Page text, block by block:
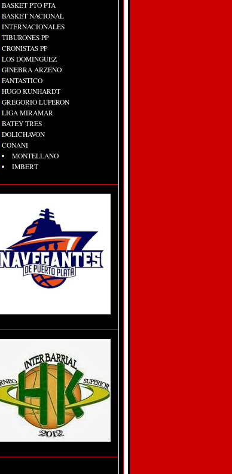
BASKET PTO PTA
BASKET NACIONAL
INTERNACIONALES
TIBURONES PP
CRONISTAS PP
LOS DOMINGUEZ
GINEBRA ARZENO
FANTASTICO
HUGO KUNHARDT
GREGORIO LUPERON
LIGA MIRAMAR
BATEY TRES
DOLICHAVON
CONANI
MONTELLANO
IMBERT